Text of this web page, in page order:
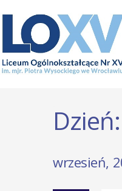
Dzień:
wrzesień,